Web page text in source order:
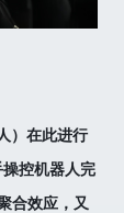
）在此进行
控机器人完
合效应，又